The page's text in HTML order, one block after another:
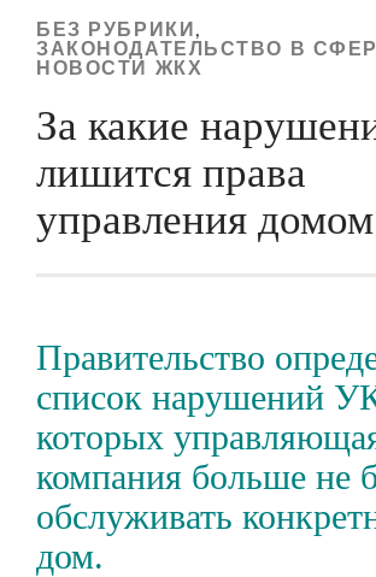
БЕЗ РУБРИКИ ,
ЗАКОНОДАТЕЛЬСТВО В
НОВОСТИ ЖКХ
За какие
лишится права
управления домом
Правительство
список нарушений
которых
компания больше не
обслуживать
дом.